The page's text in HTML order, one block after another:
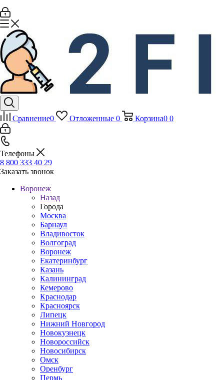
Сравнение0 Отложенные 0 Корзина0 0
Телефоны
8 800 333 40 29
Заказать звонок
Воронеж
Назад
Города
Москва
Барнаул
Владивосток
Волгоград
Воронеж
Екатеринбург
Казань
Калининград
Кемерово
Краснодар
Красноярск
Липецк
Нижний Новгород
Новокузнецк
Новороссийск
Новосибирск
Омск
Оренбург
Пермь